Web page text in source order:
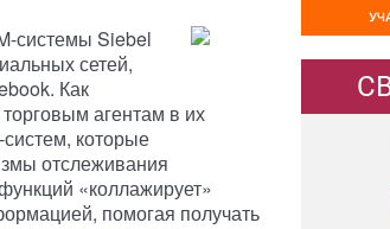
системы Siebel
сетей,
Как
агентам в их
которые
отслеживания
«коллажирует»
помогая получать